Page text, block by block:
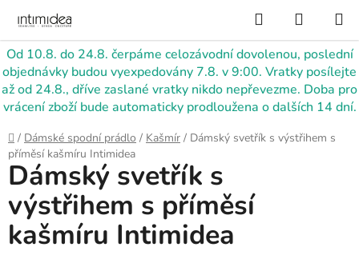
obsah
Od 10.8. do 24.8. čerpáme celozávodní dovolenou, poslední
objednávky budou vyexpedovány 7.8. v 9:00. Vratky posílejte
až od 24.8., dříve zaslané vratky nikdo nepřevezme. Doba pro
vrácení zboží bude automaticky prodloužena o dalších 14 dní.
Hledat
KOŠÍK
Domů
/ Dámské spodní prádlo / Kašmír / Dámský svetřík s výstřihem s
příměsí kašmíru Intimidea
Dámský svetřík s
výstřihem s příměsí
kašmíru Intimidea